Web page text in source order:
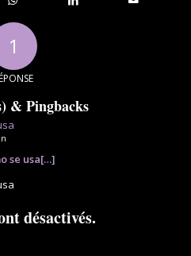
1
& Pingbacks
se usa[…]
désactivés.